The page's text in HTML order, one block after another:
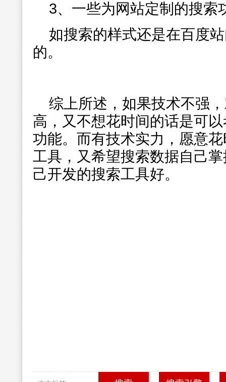
3、一些为网站定制的搜索
如搜索的样式还是在百度
的。
综上所述，如果技术不强
高，又不想花时间的话是可
功能。而有技术实力，愿意
工具，又希望搜索数据自己
己开发的搜索工具好。